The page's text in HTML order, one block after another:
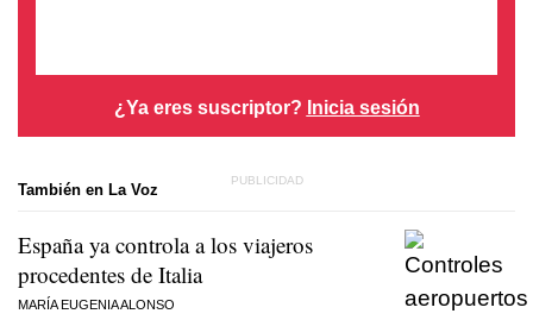
¿Ya eres suscriptor? Inicia sesión
También en La Voz
España ya controla a los viajeros
procedentes de Italia
MARÍA EUGENIA ALONSO